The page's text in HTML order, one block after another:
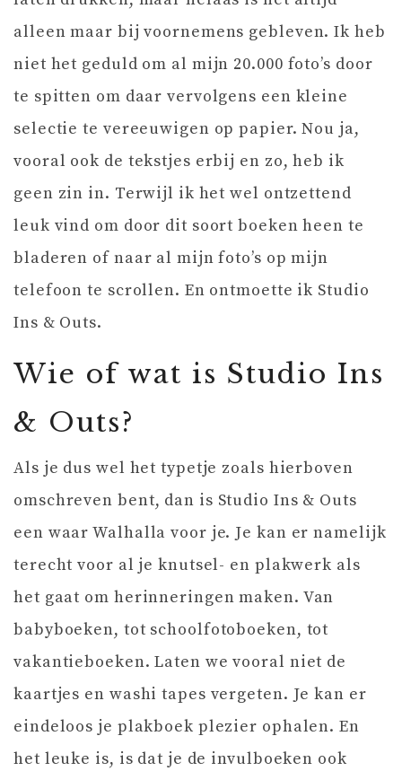
alleen maar bij voornemens gebleven. Ik heb
niet het geduld om al mijn 20.000 foto’s door
te spitten om daar vervolgens een kleine
selectie te vereeuwigen op papier. Nou ja,
vooral ook de tekstjes erbij en zo, heb ik
geen zin in. Terwijl ik het wel ontzettend
leuk vind om door dit soort boeken heen te
bladeren of naar al mijn foto’s op mijn
telefoon te scrollen. En ontmoette ik Studio
Ins & Outs.
Wie of wat is Studio Ins
& Outs?
Als je dus wel het typetje zoals hierboven
omschreven bent, dan is Studio Ins & Outs
een waar Walhalla voor je. Je kan er namelijk
terecht voor al je knutsel- en plakwerk als
het gaat om herinneringen maken. Van
babyboeken, tot schoolfotoboeken, tot
vakantieboeken. Laten we vooral niet de
kaartjes en washi tapes vergeten. Je kan er
eindeloos je plakboek plezier ophalen. En
het leuke is, is dat je de invulboeken ook